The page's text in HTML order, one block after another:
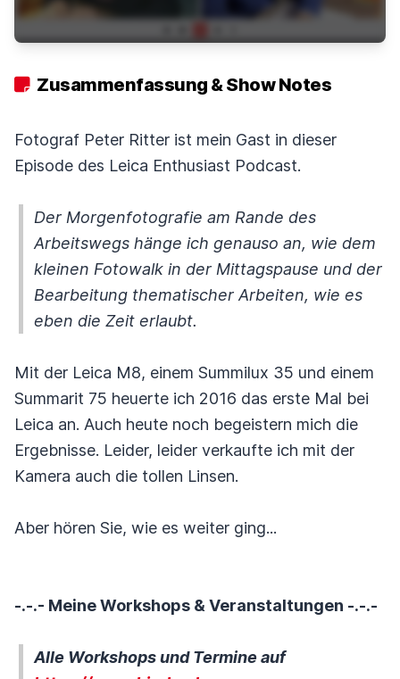
Zusammenfassung & Show Notes
Fotograf Peter Ritter ist mein Gast in dieser
Episode des Leica Enthusiast Podcast.
Der Morgenfotografie am Rande des
Arbeitswegs hänge ich genauso an, wie dem
kleinen Fotowalk in der Mittagspause und der
Bearbeitung thematischer Arbeiten, wie es
eben die Zeit erlaubt.
Mit der Leica M8, einem Summilux 35 und einem
Summarit 75 heuerte ich 2016 das erste Mal bei
Leica an. Auch heute noch begeistern mich die
Ergebnisse. Leider, leider verkaufte ich mit der
Kamera auch die tollen Linsen.
Aber hören Sie, wie es weiter ging...
-.-.- Meine Workshops & Veranstaltungen -.-.-
Alle Workshops und Termine auf